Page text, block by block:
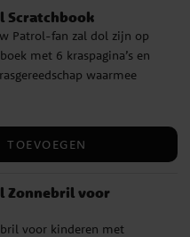
en meer ✔ Geleverd in
en praktische rugzak ✔ Met
van Paw Patrol ✔
× 22 × 7 cm Dit is een
product.
Scratchbook
Patrol-fan zal dol zijn op
met 6 kraspagina’s en
waarmee
6 pagina’s om zelf in te
activiteit! ✔️ 6 kraspagina’s
zelf in te kleuren ✔️
inbegrepen ✔️
product ✔️
TOEVOEGEN
Zonnebril voor
voor kinderen met